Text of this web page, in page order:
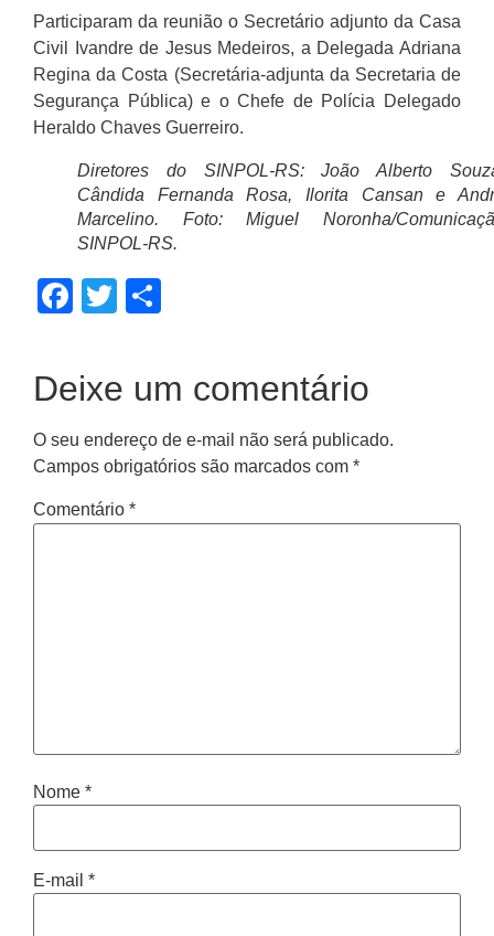
Participaram da reunião o Secretário adjunto da Casa
Civil Ivandre de Jesus Medeiros, a Delegada Adriana
Regina da Costa (Secretária-adjunta da Secretaria de
Segurança Pública) e o Chefe de Polícia Delegado
Heraldo Chaves Guerreiro.
Diretores do SINPOL-RS: João Alberto
Cândida Fernanda Rosa, Ilorita Cansan e
Marcelino. Foto: Miguel Noronha/
SINPOL-RS.
Facebook
Twitter
Deixe um comentário
O seu endereço de e-mail não será publicado.
Campos obrigatórios são marcados com *
Comentário *
Nome *
E-mail *